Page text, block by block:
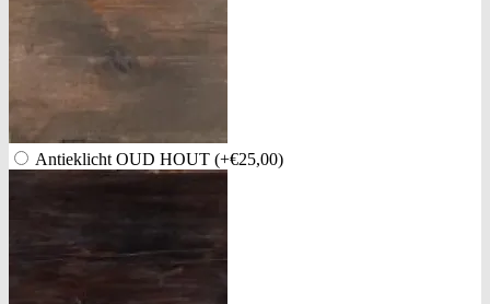
Antieklicht OUD HOUT (+€25,00)